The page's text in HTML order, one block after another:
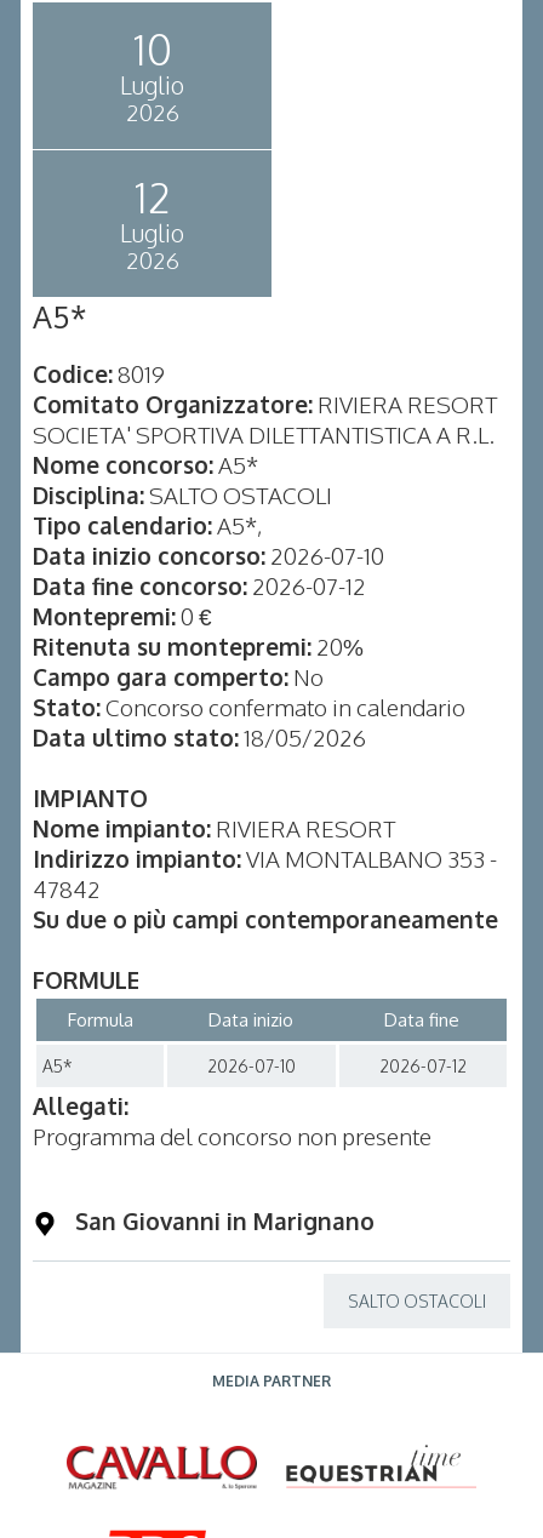
10
Luglio
2026
12
Luglio
2026
A5*
Codice:8019
Comitato Organizzatore: RIVIERA RESORT
SOCIETA' SPORTIVA DILETTANTISTICA A R.L.
Nome concorso:A5*
Disciplina:SALTO OSTACOLI
Tipo calendario:A5*,
Data inizio concorso: 2026-07-10
Data fine concorso: 2026-07-12
Montepremi:0 €
Ritenuta su montepremi: 20%
Campo gara comperto: No
Stato:Concorso confermato in calendario
Data ultimo stato:18/05/2026
IMPIANTO
Nome impianto: RIVIERA RESORT
Indirizzo impianto:VIA MONTALBANO 353 -
47842
Su due o più campi contemporaneamente
FORMULE
Formula Data inizio Data fine
A5* 2026-07-10 2026-07-12
Allegati:
Programma del concorso non presente
San Giovanni in Marignano
SALTO OSTACOLI
MEDIA PARTNER